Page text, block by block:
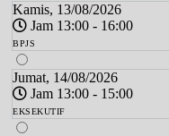
Kamis, 13/08/2026
Jam 13:00 - 16:00
BPJS
Jumat, 14/08/2026
Jam 13:00 - 15:00
EKSEKUTIF